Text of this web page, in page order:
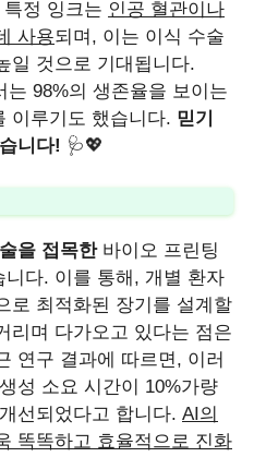
정 잉크는 인공 혈관이나
사용되며, 이는 이식 수술
일 것으로 기대됩니다.
는 98%의 생존율을 보이는
이루기도 했습니다. 믿기
니다! 🩺💖
을 접목한바이오 프린팅
다. 이를 통해, 개별 환자
로 최적화된 장기를 설계할
리며 다가오고 있다는 점은
연구 결과에 따르면, 이러
성 소요 시간이 10%가량
선되었다고 합니다. AI의
똑똑하고 효율적으로 진화